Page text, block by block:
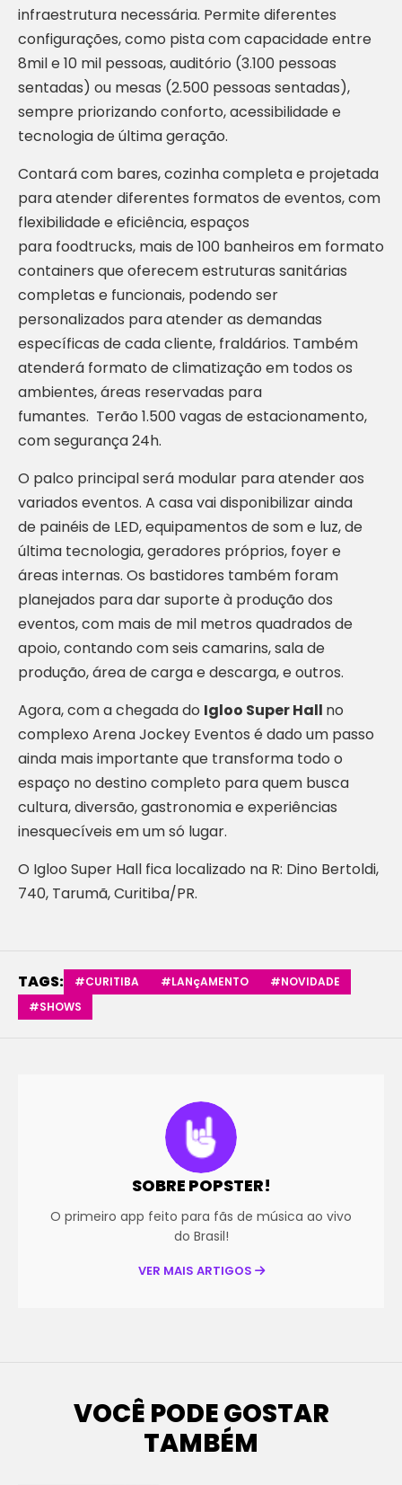
infraestrutura necessária. Permite diferentes
configurações, como pista com capacidade entre
8mil e 10 mil pessoas, auditório (3.100 pessoas
sentadas) ou mesas (2.500 pessoas sentadas),
sempre priorizando conforto, acessibilidade e
tecnologia de última geração.
Contará com bares, cozinha completa e projetada
para atender diferentes formatos de eventos, com
flexibilidade e eficiência, espaços
para foodtrucks, mais de 100 banheiros em formato
containers que oferecem estruturas sanitárias
completas e funcionais, podendo ser
personalizados para atender as demandas
específicas de cada cliente, fraldários. Também
atenderá formato de climatização em todos os
ambientes, áreas reservadas para
fumantes. Terão 1.500 vagas de estacionamento,
com segurança 24h.
O palco principal será modular para atender aos
variados eventos. A casa vai disponibilizar ainda
de painéis de LED, equipamentos de som e luz, de
última tecnologia, geradores próprios, foyer e
áreas internas. Os bastidores também foram
planejados para dar suporte à produção dos
eventos, com mais de mil metros quadrados de
apoio, contando com seis camarins, sala de
produção, área de carga e descarga, e outros.
Agora, com a chegada do Igloo Super Hall no
complexo Arena Jockey Eventos é dado um passo
ainda mais importante que transforma todo o
espaço no destino completo para quem busca
cultura, diversão, gastronomia e experiências
inesquecíveis em um só lugar.
O Igloo Super Hall fica localizado na R: Dino Bertoldi,
740, Tarumã, Curitiba/PR.
TAGS: #CURITIBA #LANçAMENTO
#NOVIDADE
#SHOWS
SOBRE POPSTER!
O primeiro app feito para fãs de música ao vivo
do Brasil!
VER MAIS ARTIGOS
VOCÊ PODE GOSTAR
TAMBÉM